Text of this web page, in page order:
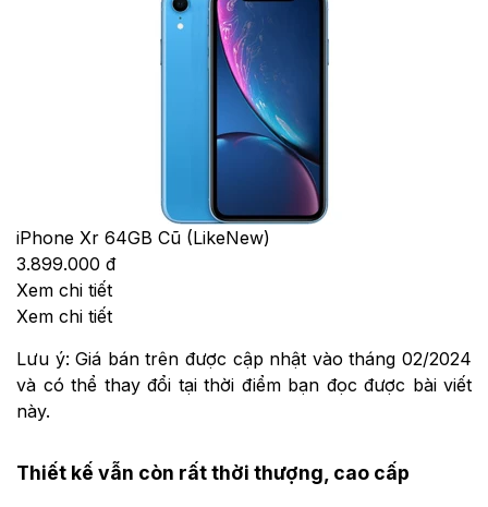
iPhone Xr 64GB Cũ (LikeNew)
3.899.000 đ
Xem chi tiết
Xem chi tiết
Lưu ý: Giá bán trên được cập nhật vào tháng 02/2024
và có thể thay đổi tại thời điểm bạn đọc được bài viết
này.
Thiết kế vẫn còn rất thời thượng, cao cấp